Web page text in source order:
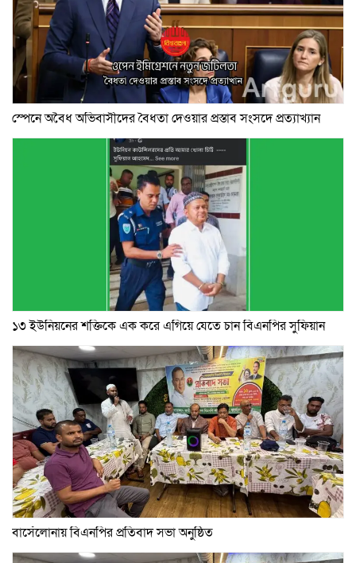
স্পেনে অবৈধ অভিবাসীদের বৈধতা দেওয়ার প্রস্তাব সংসদে প্রত্যাখ্যান
১৩ ইউনিয়নের শক্তিকে এক করে এগিয়ে যেতে চান বিএনপির সুফিয়ান
বার্সেলোনায় বিএনপির প্রতিবাদ সভা অনুষ্ঠিত